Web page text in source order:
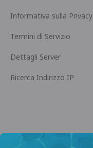
Informativa sulla Privacy
Termini di Servizio
Dettagli Server
Ricerca Indirizzo IP